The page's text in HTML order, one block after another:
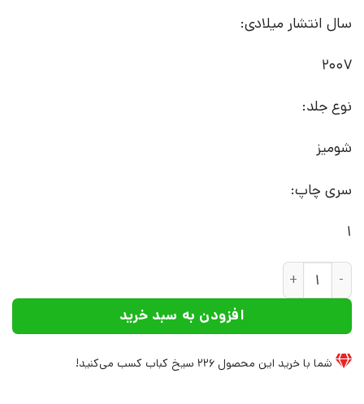
سال انتشار میلادی:
2007
نوع جلد:
شومیز
سری چاپ:
1
کتاب مگذار کم رنگ بشوی | انتشارات افراز عدد
افزودن به سبد خرید
شما با خرید این محصول 226 سیخ کباب کسب می‌کنید!